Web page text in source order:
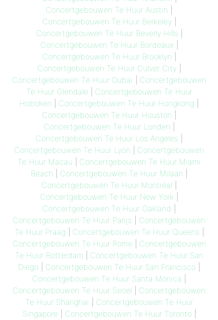
Concertgebouwen Te Huur Austin
Concertgebouwen Te Huur Berkeley|
Concertgebouwen Te Huur Beverly Hills
Concertgebouwen Te Huur Bordeaux
Concertgebouwen Te Huur Brooklyn
Concertgebouwen Te Huur Culver City|
Concertgebouwen Te Huur Dubai
Concertgebouwen
Te Huur Glendale
Concertgebouwen Te Huur
Hoboken
Concertgebouwen Te Huur Hongkong
Concertgebouwen Te Huur Houston
Concertgebouwen Te Huur Londen
Concertgebouwen Te Huur Los Angeles
Concertgebouwen Te Huur Lyon
Concertgebouwen
Te Huur Macau
Concertgebouwen Te Huur Miami
Beach
Concertgebouwen Te Huur Milaan
Concertgebouwen Te Huur Montréal
Concertgebouwen Te Huur New York
Concertgebouwen Te Huur Oakland
Concertgebouwen Te Huur Parijs
Concertgebouwen
Te Huur Praag
Concertgebouwen Te Huur Queens
Concertgebouwen Te Huur Rome
Concertgebouwen
Te Huur Rotterdam
Concertgebouwen Te Huur San
Diego
Concertgebouwen Te Huur San Francisco
Concertgebouwen Te Huur Santa Monica
Concertgebouwen Te Huur Seoel
Concertgebouwen
Te Huur Shanghai
Concertgebouwen Te Huur
Singapore
Concertgebouwen Te Huur Toronto|